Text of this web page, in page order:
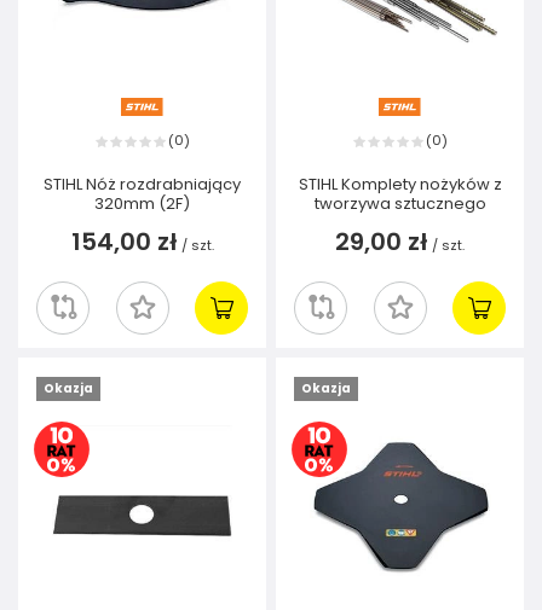
(0)
STIHL Nóż rozdrabniający
320mm (2F)
154,00 zł / szt.
(0)
STIHL Komplety nożyków z
tworzywa sztucznego
29,00 zł / szt.
Okazja Okazja